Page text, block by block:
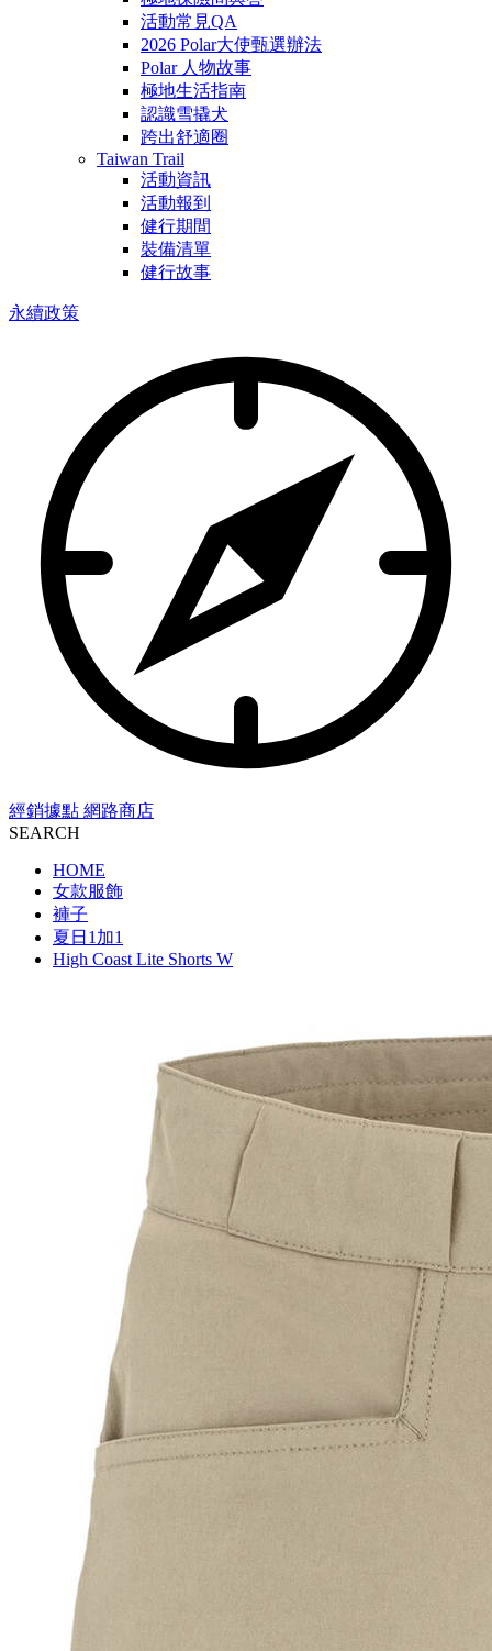
活動常見QA
2026 Polar大使甄選辦法
Polar 人物故事
極地生活指南
認識雪撬犬
跨出舒適圈
Taiwan Trail
活動資訊
活動報到
健行期間
裝備清單
健行故事
永續政策
經銷據點 網路商店
SEARCH
HOME
女款服飾
褲子
夏日1加1
High Coast Lite Shorts W